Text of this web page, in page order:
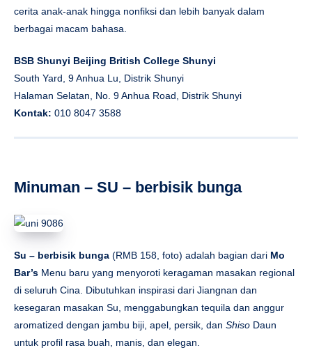
cerita anak-anak hingga nonfiksi dan lebih banyak dalam
berbagai macam bahasa.
BSB Shunyi Beijing British College Shunyi
South Yard, 9 Anhua Lu, Distrik Shunyi
Halaman Selatan, No. 9 Anhua Road, Distrik Shunyi
Kontak: 010 8047 3588
Minuman – SU – berbisik bunga
Su – berbisik bunga (RMB 158, foto) adalah bagian dari Mo
Bar’s Menu baru yang menyoroti keragaman masakan regional
di seluruh Cina. Dibutuhkan inspirasi dari Jiangnan dan
kesegaran masakan Su, menggabungkan tequila dan anggur
aromatized dengan jambu biji, apel, persik, dan Shiso Daun
untuk profil rasa buah, manis, dan elegan.